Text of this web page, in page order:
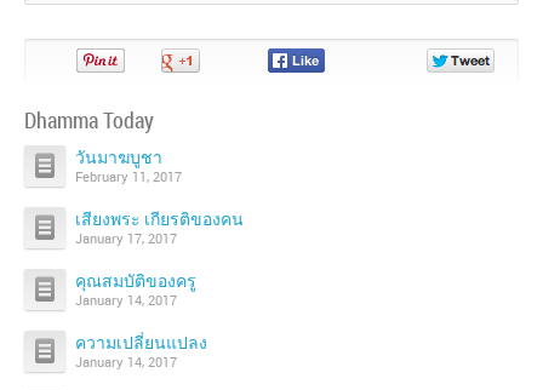
Share
Dhamma Today
วันมาฆบูชา
February 11, 2017
เสียงพระ เกียรติของคน
January 17, 2017
คุณสมบัติของครู
January 14, 2017
ความเปลี่ยนแปลง
January 14, 2017